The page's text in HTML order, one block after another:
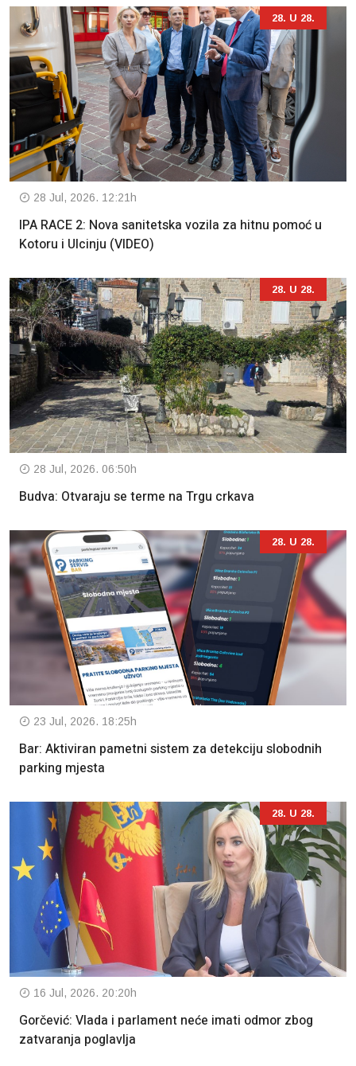
28. U 28.
28 Jul, 2026. 12:21h
IPA RACE 2: Nova sanitetska vozila za hitnu pomoć u
Kotoru i Ulcinju (VIDEO)
28. U 28.
28 Jul, 2026. 06:50h
Budva: Otvaraju se terme na Trgu crkava
28. U 28.
23 Jul, 2026. 18:25h
Bar: Aktiviran pametni sistem za detekciju slobodnih
parking mjesta
28. U 28.
16 Jul, 2026. 20:20h
Gorčević: Vlada i parlament neće imati odmor zbog
zatvaranja poglavlja